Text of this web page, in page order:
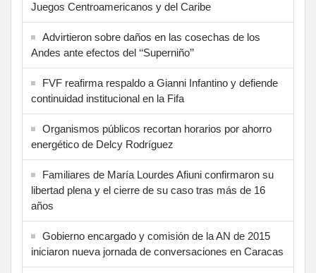
Juegos Centroamericanos y del Caribe
Advirtieron sobre daños en las cosechas de los
Andes ante efectos del ‘‘Superniño’’
FVF reafirma respaldo a Gianni Infantino y defiende
continuidad institucional en la Fifa
Organismos públicos recortan horarios por ahorro
energético de Delcy Rodríguez
Familiares de María Lourdes Afiuni confirmaron su
libertad plena y el cierre de su caso tras más de 16
años
Gobierno encargado y comisión de la AN de 2015
iniciaron nueva jornada de conversaciones en Caracas